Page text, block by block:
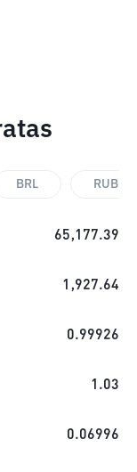
BRL RUB
65,177.39
1,927.64
0.99926
1.03
0.06996